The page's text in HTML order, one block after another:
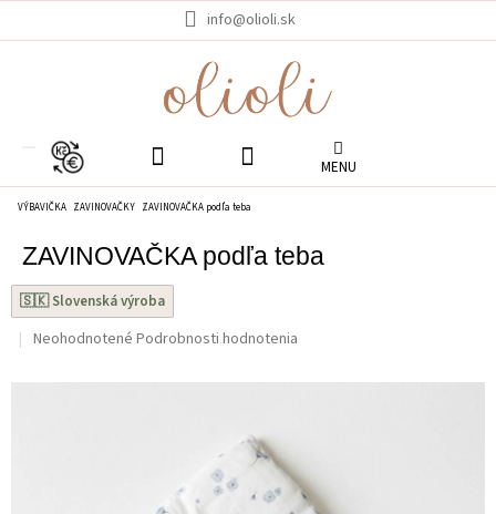
info@olioli.sk
EUR
VÝBAVIČKA ZAVINOVAČKY ZAVINOVAČKA podľa teba
ZAVINOVAČKA podľa teba
🇸🇰 Slovenská výroba
Priemerné
Neohodnotené Podrobnosti hodnotenia